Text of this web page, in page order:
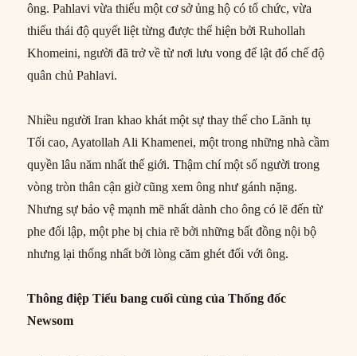
ông. Pahlavi vừa thiếu một cơ sở ủng hộ có tổ chức, vừa
thiếu thái độ quyết liệt từng được thể hiện bởi Ruhollah
Khomeini, người đã trở về từ nơi lưu vong để lật đổ chế độ
quân chủ Pahlavi.
Nhiều người Iran khao khát một sự thay thế cho Lãnh tụ
Tối cao, Ayatollah Ali Khamenei, một trong những nhà cầm
quyền lâu năm nhất thế giới. Thậm chí một số người trong
vòng tròn thân cận giờ cũng xem ông như gánh nặng.
Nhưng sự bảo vệ mạnh mẽ nhất dành cho ông có lẽ đến từ
phe đối lập, một phe bị chia rẽ bởi những bất đồng nội bộ
nhưng lại thống nhất bởi lòng căm ghét đối với ông.
Thông điệp Tiểu bang cuối cùng của Thống đốc
Newsom